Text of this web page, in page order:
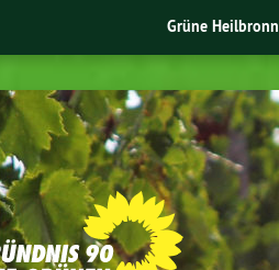
Grüne Heilbronn